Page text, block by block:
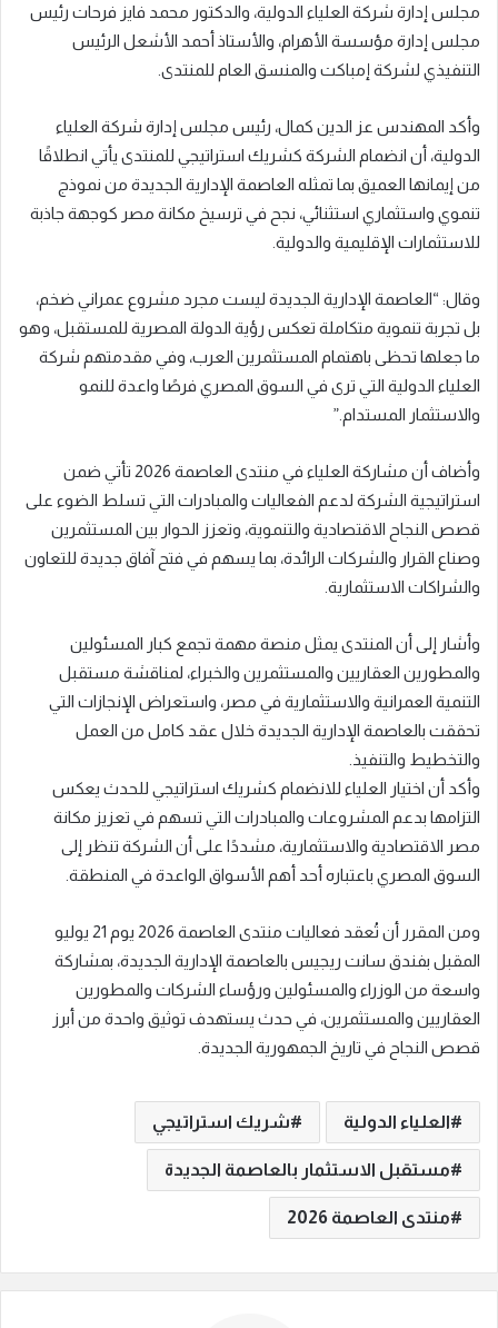
مجلس إدارة شركة العلياء الدولية، والدكتور محمد فايز فرحات رئيس
مجلس إدارة مؤسسة الأهرام، والأستاذ أحمد الأشعل الرئيس
التنفيذي لشركة إمباكت والمنسق العام للمنتدى.
وأكد المهندس عز الدين كمال، رئيس مجلس إدارة شركة العلياء
الدولية، أن انضمام الشركة كشريك استراتيجي للمنتدى يأتي انطلاقًا
من إيمانها العميق بما تمثله العاصمة الإدارية الجديدة من نموذج
تنموي واستثماري استثنائي، نجح في ترسيخ مكانة مصر كوجهة جاذبة
للاستثمارات الإقليمية والدولية.
وقال: “العاصمة الإدارية الجديدة ليست مجرد مشروع عمراني ضخم،
بل تجربة تنموية متكاملة تعكس رؤية الدولة المصرية للمستقبل، وهو
ما جعلها تحظى باهتمام المستثمرين العرب، وفي مقدمتهم شركة
العلياء الدولية التي ترى في السوق المصري فرصًا واعدة للنمو
والاستثمار المستدام.”
وأضاف أن مشاركة العلياء في منتدى العاصمة 2026 تأتي ضمن
استراتيجية الشركة لدعم الفعاليات والمبادرات التي تسلط الضوء على
قصص النجاح الاقتصادية والتنموية، وتعزز الحوار بين المستثمرين
وصناع القرار والشركات الرائدة، بما يسهم في فتح آفاق جديدة للتعاون
والشراكات الاستثمارية.
وأشار إلى أن المنتدى يمثل منصة مهمة تجمع كبار المسئولين
والمطورين العقاريين والمستثمرين والخبراء، لمناقشة مستقبل
التنمية العمرانية والاستثمارية في مصر، واستعراض الإنجازات التي
تحققت بالعاصمة الإدارية الجديدة خلال عقد كامل من العمل
والتخطيط والتنفيذ.
وأكد أن اختيار العلياء للانضمام كشريك استراتيجي للحدث يعكس
التزامها بدعم المشروعات والمبادرات التي تسهم في تعزيز مكانة
مصر الاقتصادية والاستثمارية، مشددًا على أن الشركة تنظر إلى
السوق المصري باعتباره أحد أهم الأسواق الواعدة في المنطقة.
ومن المقرر أن تُعقد فعاليات منتدى العاصمة 2026 يوم 21 يوليو
المقبل بفندق سانت ريجيس بالعاصمة الإدارية الجديدة، بمشاركة
واسعة من الوزراء والمسئولين ورؤساء الشركات والمطورين
العقاريين والمستثمرين، في حدث يستهدف توثيق واحدة من أبرز
قصص النجاح في تاريخ الجمهورية الجديدة.
العلياء الدولية شريك استراتيجي
مستقبل الاستثمار بالعاصمة الجديدة
منتدى العاصمة 2026